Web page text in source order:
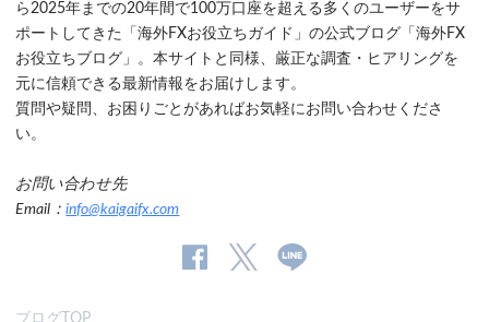
ら2025年までの20年間で100万口座を超える多くのユーザーをサ
ポートしてきた「海外FXお役立ちガイド」の公式ブログ「海外FX
お役立ちブログ」。本サイトと同様、厳正な調査・ヒアリングを
元に信頼できる最新情報をお届けします。
質問や疑問、お困りごとがあればお気軽にお問い合わせくださ
い。
お問い合わせ先
Email：info@kaigaifx.com
ブログTOP